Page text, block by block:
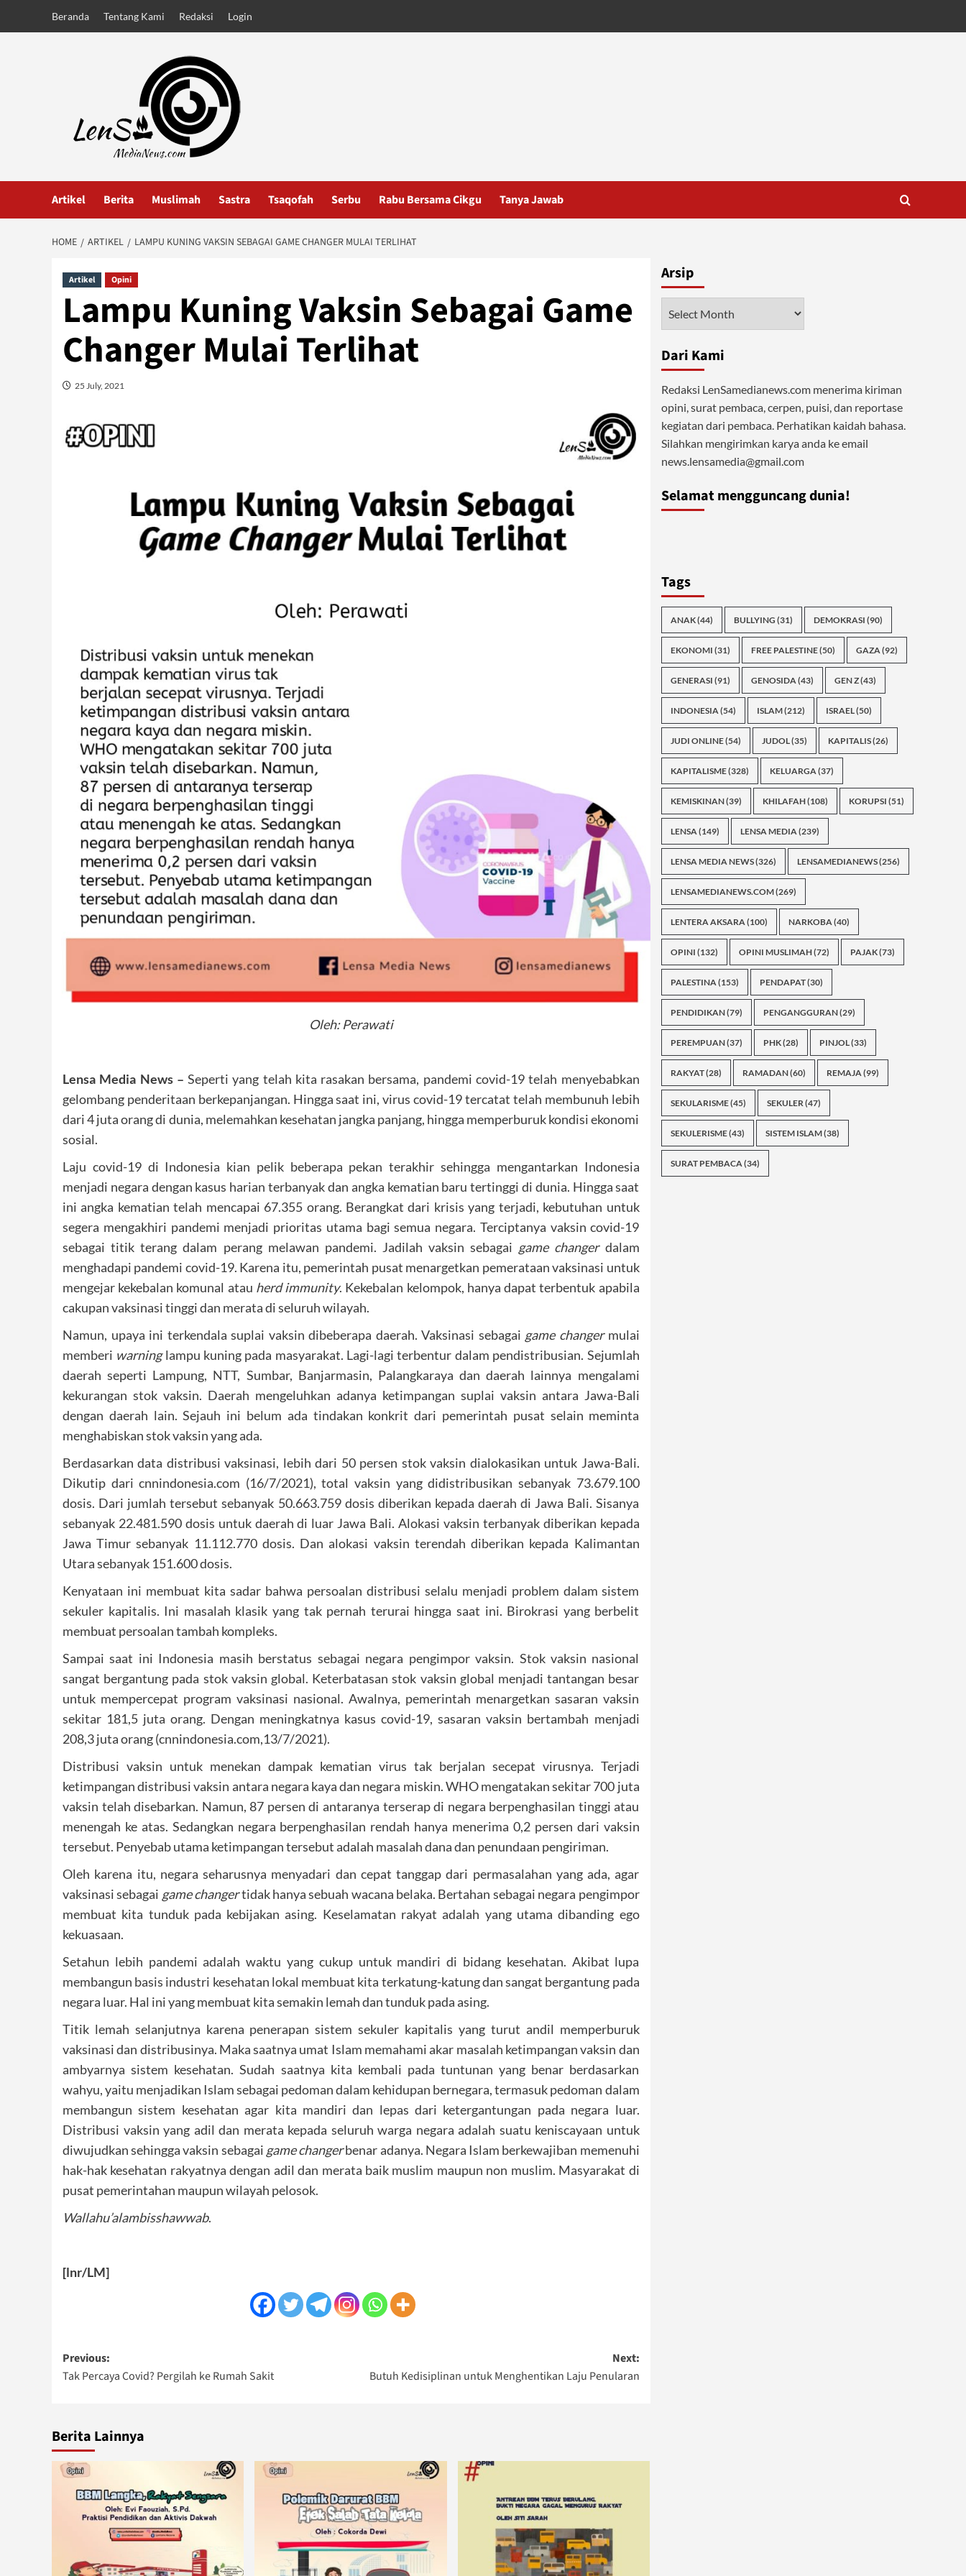
Beranda Tentang Kami Redaksi Login
Artikel Berita Muslimah Sastra Tsaqofah Serbu Rabu Bersama Cikgu Tanya Jawab
HOME ARTIKEL LAMPU KUNING VAKSIN SEBAGAI GAME CHANGER MULAI TERLIHAT
Artikel Opini
Lampu Kuning Vaksin Sebagai Game
Changer Mulai Terlihat
25 July, 2021
Oleh: Perawati
Lensa Media News – Seperti yang telah kita rasakan bersama, pandemi covid-19 telah menyebabkan
gelombang penderitaan berkepanjangan. Hingga saat ini, virus covid-19 tercatat telah membunuh lebih
dari 4 juta orang di dunia, melemahkan kesehatan jangka panjang, hingga memperburuk kondisi ekonomi
sosial.
Laju covid-19 di Indonesia kian pelik beberapa pekan terakhir sehingga mengantarkan Indonesia
menjadi negara dengan kasus harian terbanyak dan angka kematian baru tertinggi di dunia. Hingga saat
ini angka kematian telah mencapai 67.355 orang. Berangkat dari krisis yang terjadi, kebutuhan untuk
segera mengakhiri pandemi menjadi prioritas utama bagi semua negara. Terciptanya vaksin covid-19
sebagai titik terang dalam perang melawan pandemi. Jadilah vaksin sebagai game changerdalam
menghadapi pandemi covid-19. Karena itu, pemerintah pusat menargetkan pemerataan vaksinasi untuk
mengejar kekebalan komunal atau herd immunity. Kekebalan kelompok, hanya dapat terbentuk apabila
cakupan vaksinasi tinggi dan merata di seluruh wilayah.
Namun, upaya ini terkendala suplai vaksin dibeberapa daerah. Vaksinasi sebagai game changer mulai
memberi warninglampu kuning pada masyarakat. Lagi-lagi terbentur dalam pendistribusian. Sejumlah
daerah seperti Lampung, NTT, Sumbar, Banjarmasin, Palangkaraya dan daerah lainnya mengalami
kekurangan stok vaksin. Daerah mengeluhkan adanya ketimpangan suplai vaksin antara Jawa-Bali
dengan daerah lain. Sejauh ini belum ada tindakan konkrit dari pemerintah pusat selain meminta
menghabiskan stok vaksin yang ada.
Berdasarkan data distribusi vaksinasi, lebih dari 50 persen stok vaksin dialokasikan untuk Jawa-Bali.
Dikutip dari cnnindonesia.com (16/7/2021), total vaksin yang didistribusikan sebanyak 73.679.100
dosis. Dari jumlah tersebut sebanyak 50.663.759 dosis diberikan kepada daerah di Jawa Bali. Sisanya
sebanyak 22.481.590 dosis untuk daerah di luar Jawa Bali. Alokasi vaksin terbanyak diberikan kepada
Jawa Timur sebanyak 11.112.770 dosis. Dan alokasi vaksin terendah diberikan kepada Kalimantan
Utara sebanyak 151.600 dosis.
Kenyataan ini membuat kita sadar bahwa persoalan distribusi selalu menjadi problem dalam sistem
sekuler kapitalis. Ini masalah klasik yang tak pernah terurai hingga saat ini. Birokrasi yang berbelit
membuat persoalan tambah kompleks.
Sampai saat ini Indonesia masih berstatus sebagai negara pengimpor vaksin. Stok vaksin nasional
sangat bergantung pada stok vaksin global. Keterbatasan stok vaksin global menjadi tantangan besar
untuk mempercepat program vaksinasi nasional. Awalnya, pemerintah menargetkan sasaran vaksin
sekitar 181,5 juta orang. Dengan meningkatnya kasus covid-19, sasaran vaksin bertambah menjadi
208,3 juta orang (cnnindonesia.com,13/7/2021).
Distribusi vaksin untuk menekan dampak kematian virus tak berjalan secepat virusnya. Terjadi
ketimpangan distribusi vaksin antara negara kaya dan negara miskin. WHO mengatakan sekitar 700 juta
vaksin telah disebarkan. Namun, 87 persen di antaranya terserap di negara berpenghasilan tinggi atau
menengah ke atas. Sedangkan negara berpenghasilan rendah hanya menerima 0,2 persen dari vaksin
tersebut. Penyebab utama ketimpangan tersebut adalah masalah dana dan penundaan pengiriman.
Oleh karena itu, negara seharusnya menyadari dan cepat tanggap dari permasalahan yang ada, agar
vaksinasi sebagai game changertidak hanya sebuah wacana belaka. Bertahan sebagai negara pengimpor
membuat kita tunduk pada kebijakan asing. Keselamatan rakyat adalah yang utama dibanding ego
kekuasaan.
Setahun lebih pandemi adalah waktu yang cukup untuk mandiri di bidang kesehatan. Akibat lupa
membangun basis industri kesehatan lokal membuat kita terkatung-katung dan sangat bergantung pada
negara luar. Hal ini yang membuat kita semakin lemah dan tunduk pada asing.
Titik lemah selanjutnya karena penerapan sistem sekuler kapitalis yang turut andil memperburuk
vaksinasi dan distribusinya. Maka saatnya umat Islam memahami akar masalah ketimpangan vaksin dan
ambyarnya sistem kesehatan. Sudah saatnya kita kembali pada tuntunan yang benar berdasarkan
wahyu, yaitu menjadikan Islam sebagai pedoman dalam kehidupan bernegara, termasuk pedoman dalam
membangun sistem kesehatan agar kita mandiri dan lepas dari ketergantungan pada negara luar.
Distribusi vaksin yang adil dan merata kepada seluruh warga negara adalah suatu keniscayaan untuk
diwujudkan sehingga vaksin sebagai game changerbenar adanya. Negara Islam berkewajiban memenuhi
hak-hak kesehatan rakyatnya dengan adil dan merata baik muslim maupun non muslim. Masyarakat di
pusat pemerintahan maupun wilayah pelosok.
Wallahu’alambisshawwab.
[lnr/LM]
Post
navigation
Previous:
Tak Percaya Covid? Pergilah ke Rumah Sakit
Next:
Butuh Kedisiplinan untuk Menghentikan Laju Penularan
Berita Lainnya
Arsip
Dari Kami
Redaksi LenSamedianews.com menerima kiriman
opini, surat pembaca, cerpen, puisi, dan reportase
kegiatan dari pembaca. Perhatikan kaidah bahasa.
Silahkan mengirimkan karya anda ke email
news.lensamedia@gmail.com
Selamat mengguncang dunia!
Tags
ANAK(44) BULLYING (31) DEMOKRASI (90)
EKONOMI (31) FREE PALESTINE(50) GAZA(92)
GENERASI (91) GENOSIDA(43) GEN Z(43)
INDONESIA(54) ISLAM(212) ISRAEL(50)
JUDI ONLINE(54) JUDOL(35) KAPITALIS(26)
KAPITALISME(328) KELUARGA(37)
KEMISKINAN(39) KHILAFAH(108) KORUPSI (51)
LENSA(149) LENSA MEDIA(239)
LENSA MEDIA NEWS(326) LENSAMEDIANEWS(256)
LENSAMEDIANEWS.COM(269)
LENTERA AKSARA(100) NARKOBA(40)
OPINI (132) OPINI MUSLIMAH(72) PAJAK(73)
PALESTINA(153) PENDAPAT(30)
PENDIDIKAN(79) PENGANGGURAN(29)
PEREMPUAN(37) PHK(28) PINJOL(33)
RAKYAT(28) RAMADAN(60) REMAJA(99)
SEKULARISME(45) SEKULER(47)
SEKULERISME(43) SISTEM ISLAM(38)
SURAT PEMBACA(34)